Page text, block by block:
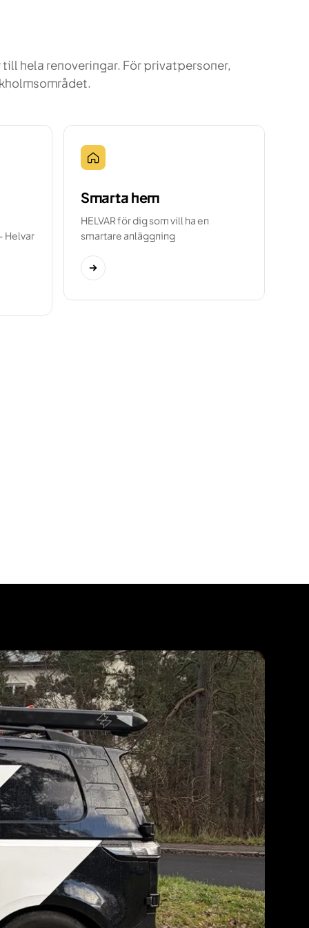
hela renoveringar. För privatpersoner,
Helvar
Smarta hem
HELVAR för dig som vill ha en
smartare anläggning